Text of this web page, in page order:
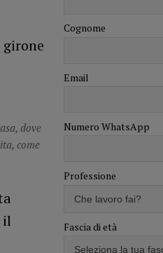
dove
come
il
Cognome
Email
Numero WhatsApp
Professione
Fascia di età